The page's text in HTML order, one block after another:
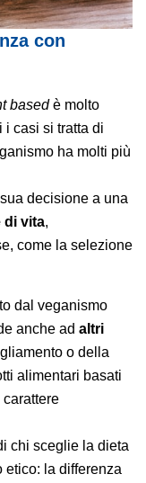
con
basedè molto
i casi si tratta di
ha molti più
decisione a una
di vita,
come la selezione
dal veganismo
anche ad altri
o della
alimentari basati
chi sceglie la dieta
la differenza